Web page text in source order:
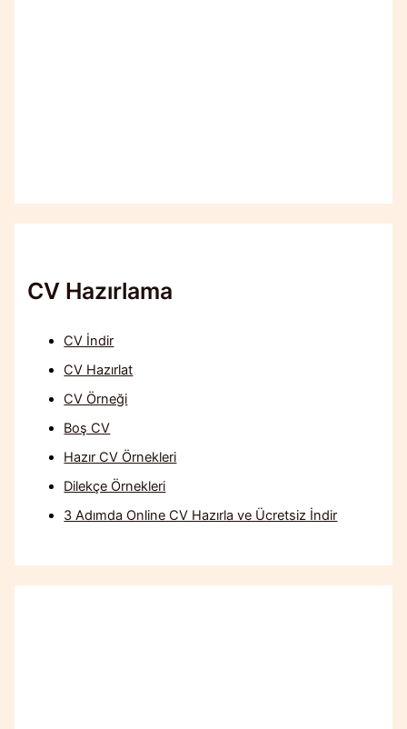
CV Hazırlama
CV İndir
CV Hazırlat
CV Örneği
Boş CV
Hazır CV Örnekleri
Dilekçe Örnekleri
3 Adımda Online CV Hazırla ve Ücretsiz İndir